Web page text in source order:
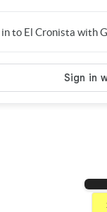
in to El Cronista with